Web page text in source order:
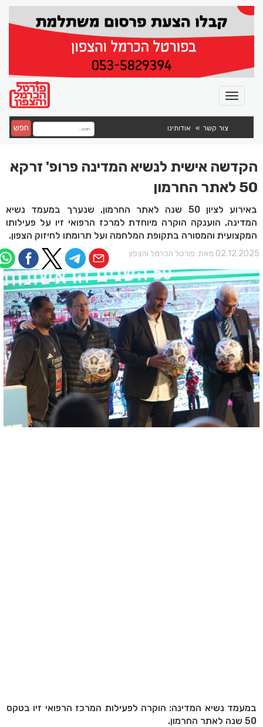
צור קשר אודותינו חפש
הקדשה אישית לנשיא המדינה פרופ' זרקא
50 לאתר החרמון
באירוע לציון 50 שנה לאתר החרמון, שנערך במעמד נשיא
המדינה, הוענקה הוקרה מיוחדת למרכז הרפואי זיו על פעילותו
המקצועית והמסורה בתקופת המלחמה ועל תרומתו לחיזוק הצפון.
מאת: פורטל הכרמל והצפון
במעמד נשיא המדינה: הוקרה לפעילות המרכז הרפואי זיו בטקס
50 שנה לאתר החרמון.